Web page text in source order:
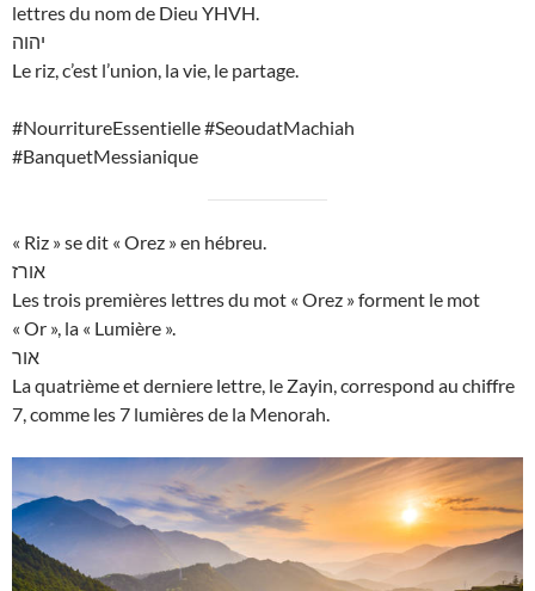
lettres du nom de Dieu YHVH.
יהוה
Le riz, c’est l’union, la vie, le partage.
#NourritureEssentielle #SeoudatMachiah
#BanquetMessianique
« Riz » se dit « Orez » en hébreu.
אורז
Les trois premières lettres du mot « Orez » forment le mot
« Or », la « Lumière ».
אור
La quatrième et derniere lettre, le Zayin, correspond au chiffre
7, comme les 7 lumières de la Menorah.